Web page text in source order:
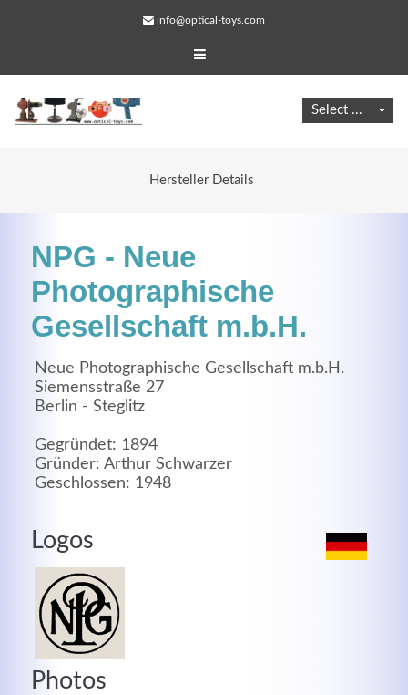
info@optical-toys.com
Hersteller Details
NPG - Neue
Photographische
Gesellschaft m.b.H.
Neue Photographische Gesellschaft m.b.H.
Siemensstraße 27
Berlin - Steglitz
Gegründet: 1894
Gründer: Arthur Schwarzer
Geschlossen: 1948
Logos
Photos
Web Projects
Lorem ipsum dolor sit amet, consectetuer adipiscing
elit. Aenean commodo ligula eget dolor.